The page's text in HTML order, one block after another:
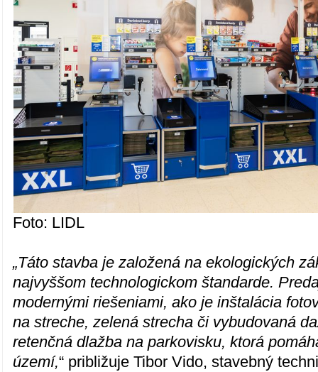
Foto: LIDL
„Táto stavba je založená na ekologických
najvyššom technologickom štandarde.
modernými riešeniami, ako je inštalácia
na streche, zelená strecha či vybudovaná
retenčná dlažba na parkovisku, ktorá
území,“ približuje Tibor Vido, stavebný